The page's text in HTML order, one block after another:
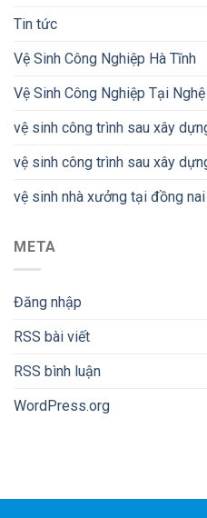
Tin tức
Vệ Sinh Công Nghiệp Hà Tĩnh
Vệ Sinh Công Nghiệp Tại
vệ sinh công trình sau xây
vệ sinh công trình sau xây
vệ sinh nhà xưởng tại đồng nai
META
Đăng nhập
RSS bài viết
RSS bình luận
WordPress.org